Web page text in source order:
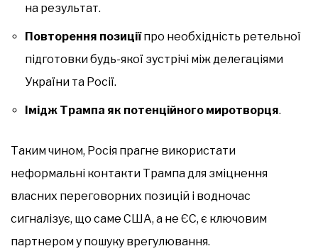
на результат.
Повторення позиціїпро необхідність ретельної
підготовки будь-якої зустрічі між делегаціями
України та Росії.
Імідж Трампа як потенційного миротворця.
Таким чином, Росія прагне використати
неформальні контакти Трампа для зміцнення
власних переговорних позицій і водночас
сигналізує, що саме США, а не ЄС, є ключовим
партнером у пошуку врегулювання.